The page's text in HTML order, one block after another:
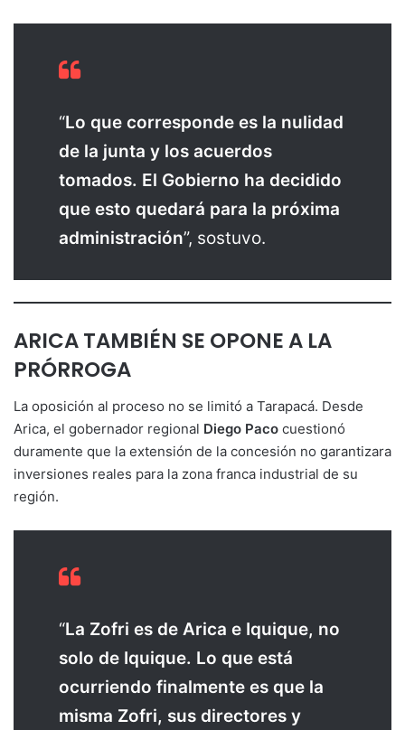
“Lo que corresponde es la nulidad
de la junta y los acuerdos
tomados. El Gobierno ha decidido
que esto quedará para la próxima
administración”, sostuvo.
ARICA TAMBIÉN SE OPONE A LA
PRÓRROGA
La oposición al proceso no se limitó a Tarapacá. Desde
Arica, el gobernador regional Diego Paco cuestionó
duramente que la extensión de la concesión no garantizara
inversiones reales para la zona franca industrial de su
región.
“La Zofri es de Arica e Iquique, no
solo de Iquique. Lo que está
ocurriendo finalmente es que la
misma Zofri, sus directores y